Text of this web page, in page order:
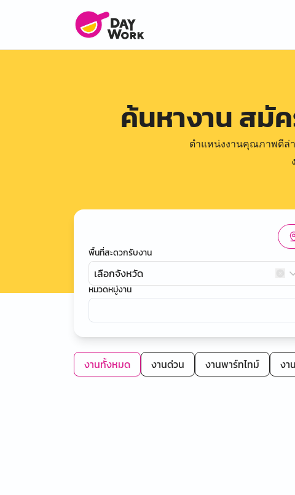
ค้นหางาน สมั
ตำแหน่งงานคุณภาพดีล่
พื้นที่สะดวกรับงาน
เลือกจังหวัด
หมวดหมู่งาน
งานทั้งหมด งานด่วน งานพาร์ทไทม์ งา